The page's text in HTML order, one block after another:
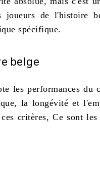
joueurs de l'histoire
spécifique.
belge
les performances du
la longévité et
critères, Ce sont les